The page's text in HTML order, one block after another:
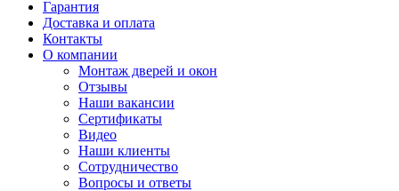
Гарантия
Доставка и оплата
Контакты
О компании
Монтаж дверей и окон
Отзывы
Наши вакансии
Сертификаты
Видео
Наши клиенты
Сотрудничество
Вопросы и ответы